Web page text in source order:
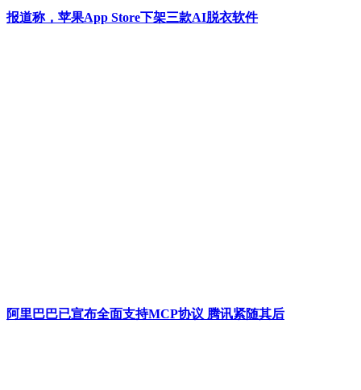
报道称，苹果App Store下架三款AI脱衣软件
阿里巴巴已宣布全面支持MCP协议 腾讯紧随其后